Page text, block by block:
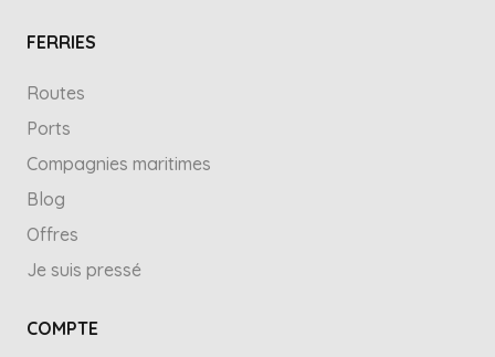
FERRIES
Routes
Ports
Compagnies maritimes
Blog
Offres
Je suis pressé
COMPTE